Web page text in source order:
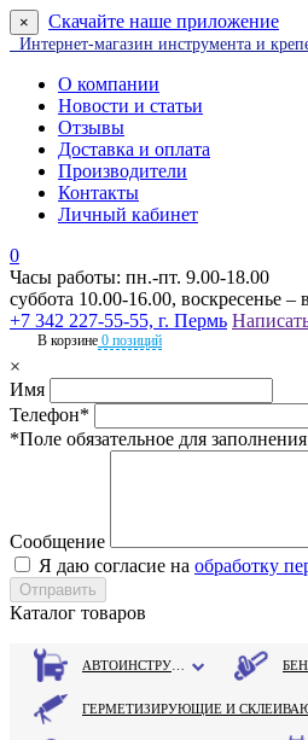
× Скачайте наше приложение
Интернет-магазин инструмента и
О компании
Новости и статьи
Отзывы
Доставка и оплата
Производители
Контакты
Личный кабинет
0
Часы работы: пн.-пт. 9.00-18.00
суббота 10.00-16.00, воскресенье –
+7 342 227-55-55, г. Пермь
В корзине 0 позиций
×
Имя
Телефон*
*Поле обязательное для заполнения
Сообщение
Я даю согласие на обработку
Каталог товаров